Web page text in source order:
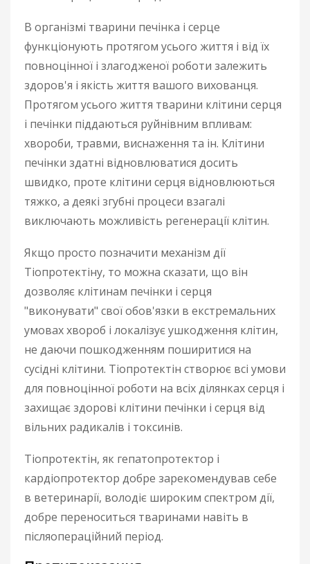
В організмі тварини печінка і серце
функціонують протягом усього життя і від їх
повноцінної і злагодженої роботи залежить
здоров'я і якість життя вашого вихованця.
Протягом усього життя тварини клітини серця
і печінки піддаються руйнівним впливам:
хвороби, травми, виснаження та ін. Клітини
печінки здатні відновлюватися досить
швидко, проте клітини серця відновлюються
тяжко, а деякі згубні процеси взагалі
виключають можливість регенерації клітин.
Якщо просто позначити механізм дії
Тіопротектіну, то можна сказати, що він
дозволяє клітинам печінки і серця
"виконувати" свої обов'язки в екстремальних
умовах хвороб і локалізує ушкодження клітин,
не даючи пошкодженням поширитися на
сусідні клітини. Тіопротектін створює всі умови
для повноцінної роботи на всіх ділянках серця і
захищає здорові клітини печінки і серця від
вільних радикалів і токсинів.
Тіопротектін, як гепатопротектор і
кардіопротектор добре зарекомендував себе
в ветеринарії, володіє широким спектром дії,
добре переноситься тваринами навіть в
післяопераційний період.